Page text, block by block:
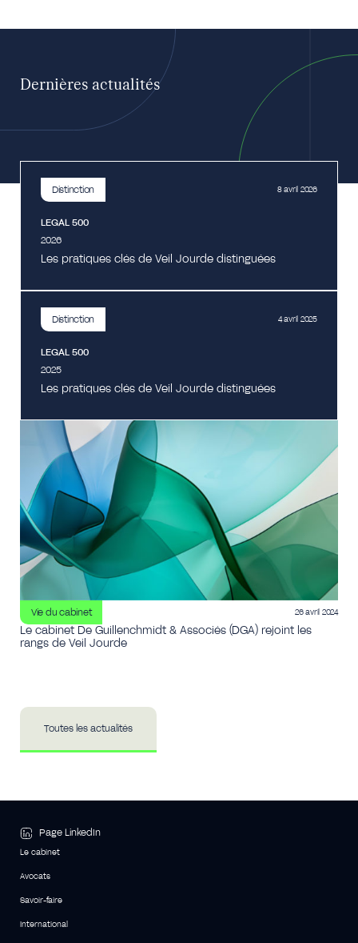
Dernières actualités
Distinction 8 avril 2026
LEGAL 500
2026
Les pratiques clés de Veil Jourde distinguées
Distinction 4 avril 2025
LEGAL 500
2025
Les pratiques clés de Veil Jourde distinguées
Vie du cabinet 26 avril 2024
Le cabinet De Guillenchmidt & Associés (DGA) rejoint les
rangs de Veil Jourde
Toutes les actualités
Page LinkedIn
Le cabinet
Avocats
Savoir-faire
International